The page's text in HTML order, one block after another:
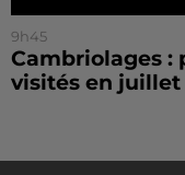
9h45
Cambriolages :
visités en juillet